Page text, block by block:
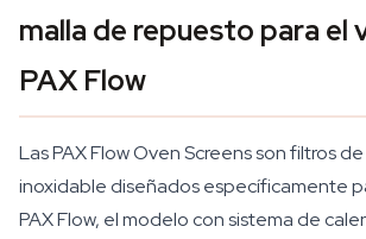
malla de repuesto para el
PAX Flow
Las PAX Flow Oven Screens son filtros
inoxidable diseñados específicamente
PAX Flow, el modelo con sistema de